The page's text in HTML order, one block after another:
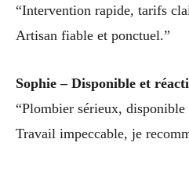
“Intervention rapide, tarifs
Artisan fiable et ponctuel.”
Sophie – Disponible et
“Plombier sérieux, disponible
Travail impeccable, je